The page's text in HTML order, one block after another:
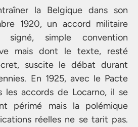
la Belgique dans son
1920, un accord militaire
signé, simple convention
mais dont le texte, resté
suscite le débat durant
En 1925, avec le Pacte
les accords de Locarno, il se
périmé mais la polémique
réelles ne se tarit pas.